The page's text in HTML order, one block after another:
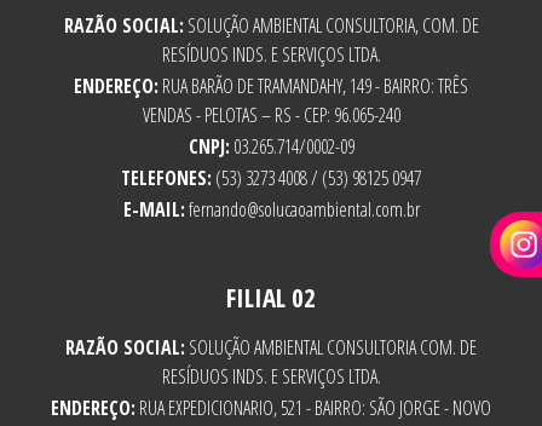
RAZÃO SOCIAL: SOLUÇÃO AMBIENTAL CONSULTORIA, COM. DE
RESÍDUOS INDS. E SERVIÇOS LTDA.
ENDEREÇO: RUA BARÃO DE TRAMANDAHY, 149 - BAIRRO: TRÊS
VENDAS - PELOTAS – RS - CEP: 96.065-240
CNPJ: 03.265.714/0002-09
TELEFONES: (53) 3273 4008 / (53) 98125 0947
E-MAIL:fernando@solucaoambiental.com.br
FILIAL 02
RAZÃO SOCIAL: SOLUÇÃO AMBIENTAL CONSULTORIA COM. DE
RESÍDUOS INDS. E SERVIÇOS LTDA.
ENDEREÇO: RUA EXPEDICIONARIO, 521 - BAIRRO: SÃO JORGE - NOVO